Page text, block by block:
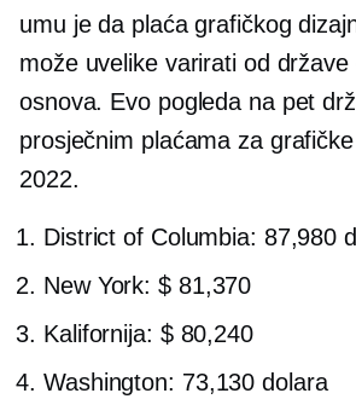
umu je da plaća grafičkog
može uvelike varirati od države
osnova. Evo pogleda na pet
prosječnim plaćama za
2022.
District of Columbia: 87,980
New York: $ 81,370
Kalifornija: $ 80,240
Washington: 73,130 dolara